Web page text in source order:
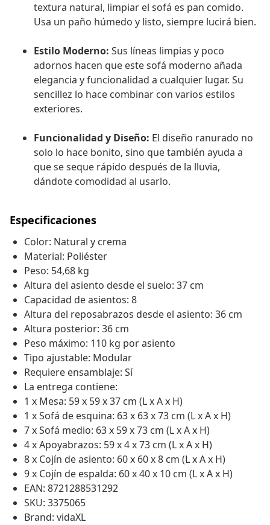
textura natural, limpiar el sofá es pan comido.
Usa un paño húmedo y listo, siempre lucirá bien.
Estilo Moderno: Sus líneas limpias y poco
adornos hacen que este sofá moderno añada
elegancia y funcionalidad a cualquier lugar. Su
sencillez lo hace combinar con varios estilos
exteriores.
Funcionalidad y Diseño: El diseño ranurado no
solo lo hace bonito, sino que también ayuda a
que se seque rápido después de la lluvia,
dándote comodidad al usarlo.
Especificaciones
Color: Natural y crema
Material: Poliéster
Peso: 54,68 kg
Altura del asiento desde el suelo: 37 cm
Capacidad de asientos: 8
Altura del reposabrazos desde el asiento: 36 cm
Altura posterior: 36 cm
Peso máximo: 110 kg por asiento
Tipo ajustable: Modular
Requiere ensamblaje: Sí
La entrega contiene:
1 x Mesa: 59 x 59 x 37 cm (L x A x H)
1 x Sofá de esquina: 63 x 63 x 73 cm (L x A x H)
7 x Sofá medio: 63 x 59 x 73 cm (L x A x H)
4 x Apoyabrazos: 59 x 4 x 73 cm (L x A x H)
8 x Cojín de asiento: 60 x 60 x 8 cm (L x A x H)
9 x Cojín de espalda: 60 x 40 x 10 cm (L x A x H)
EAN: 8721288531292
SKU: 3375065
Brand: vidaXL